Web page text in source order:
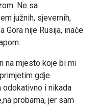
Ne sa
južnih, sjevernih,
Gora nije Rusija, inače
na mjesto koje bi mi
gdje
odokativno i nikada
probama, jer sam